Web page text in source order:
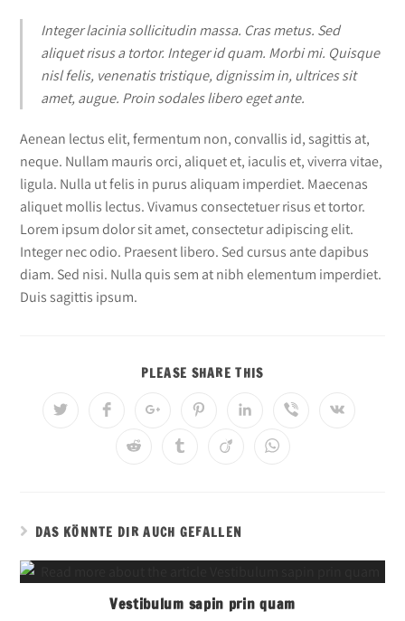
Integer lacinia sollicitudin massa. Cras metus. Sed
aliquet risus a tortor. Integer id quam. Morbi mi. Quisque
nisl felis, venenatis tristique, dignissim in, ultrices sit
amet, augue. Proin sodales libero eget ante.
Aenean lectus elit, fermentum non, convallis id, sagittis at,
neque. Nullam mauris orci, aliquet et, iaculis et, viverra vitae,
ligula. Nulla ut felis in purus aliquam imperdiet. Maecenas
aliquet mollis lectus. Vivamus consectetuer risus et tortor.
Lorem ipsum dolor sit amet, consectetur adipiscing elit.
Integer nec odio. Praesent libero. Sed cursus ante dapibus
diam. Sed nisi. Nulla quis sem at nibh elementum imperdiet.
Duis sagittis ipsum.
PLEASE SHARE THIS
DAS KÖNNTE DIR AUCH GEFALLEN
Vestibulum sapin prin quam